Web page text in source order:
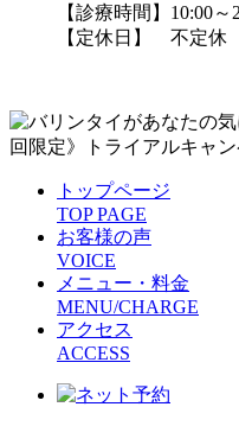
【診療時間】10:00～
【定休日】 不定休
トップページ
TOP PAGE
お客様の声
VOICE
メニュー・料金
MENU/CHARGE
アクセス
ACCESS